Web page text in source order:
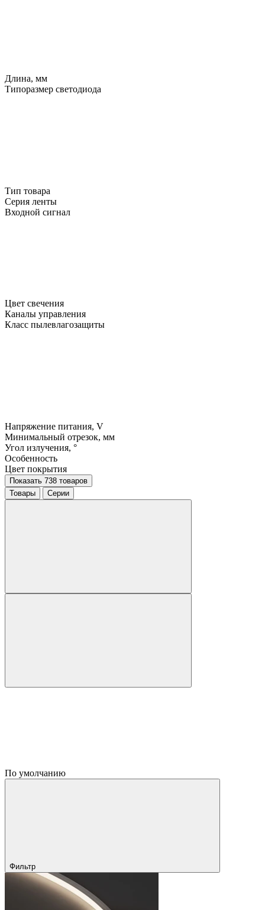
Длина, мм
Типоразмер светодиода
Тип товара
Серия ленты
Входной сигнал
Цвет свечения
Каналы управления
Класс пылевлагозащиты
Напряжение питания, V
Минимальный отрезок, мм
Угол излучения, °
Особенность
Цвет покрытия
Показать 738 товаров
Товары
Серии
По умолчанию
Фильтр